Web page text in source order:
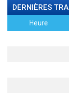
DERNIÈRES
Heure